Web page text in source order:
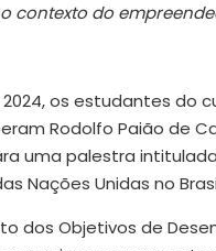
contexto do
os estudantes do
Rodolfo Paião de
uma palestra
Nações Unidas no
dos Objetivos de